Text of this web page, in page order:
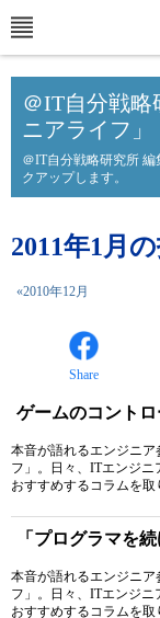
＠IT自分戦略
ニアライフ」
＠IT自分戦略研究所
クアップします。
2011年1月
«2010年12月
Share
ゲームのコント
本音が語れるエンジニ
フ」。日々、ITエンジ
おすすめするコラムを
「プログラマを
本音が語れるエンジニ
フ」。日々、ITエンジ
おすすめするコラムを